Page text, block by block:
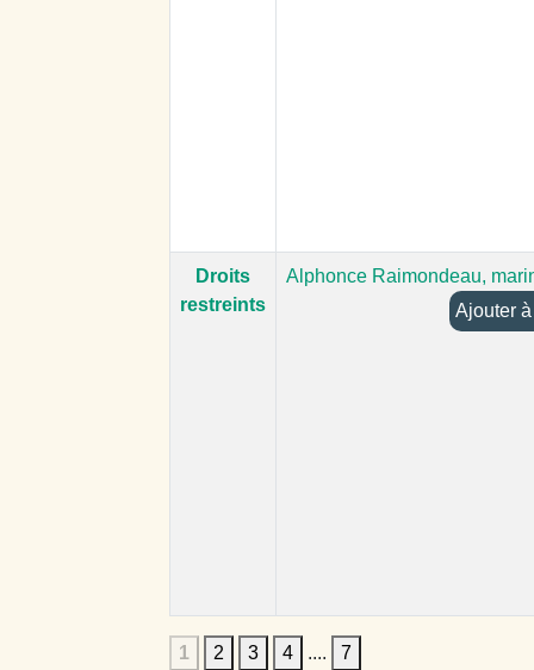
Droits
restreints
Alphonce Raimondeau,
1 2 3 4 .... 7